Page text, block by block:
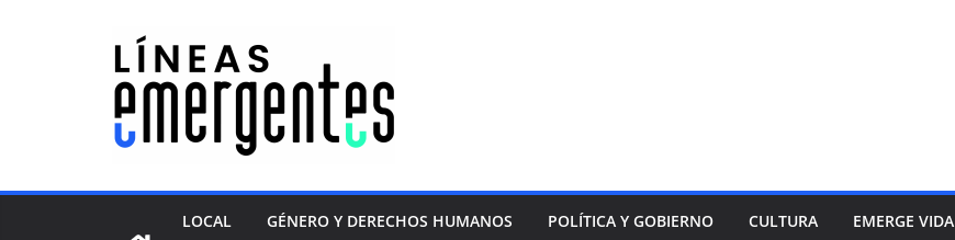
LOCAL GÉNERO Y DERECHOS HUMANOS POLÍTICA Y GOBIERNO CULTURA EMERGE VIDA